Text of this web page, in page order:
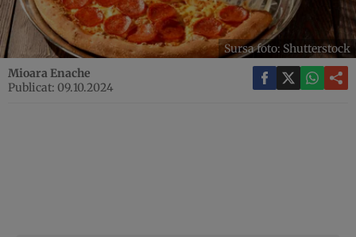
Sursa foto: Shutterstock
Mioara Enache
Publicat: 09.10.2024